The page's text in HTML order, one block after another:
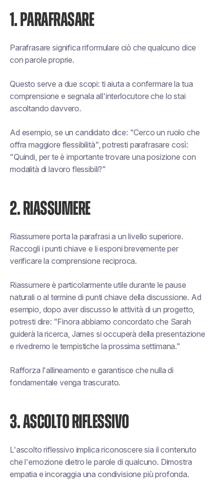
1. PARAFRASARE
Parafrasare significa riformulare ciò che qualcuno dice
con parole proprie.
Questo serve a due scopi: ti aiuta a confermare la tua
comprensione e segnala all'interlocutore che lo stai
ascoltando davvero.
Ad esempio, se un candidato dice: "Cerco un ruolo che
offra maggiore flessibilità", potresti parafrasare così:
"Quindi, per te è importante trovare una posizione con
modalità di lavoro flessibili?"
2. RIASSUMERE
Riassumere porta la parafrasi a un livello superiore.
Raccogli i punti chiave e li esponi brevemente per
verificare la comprensione reciproca.
Riassumere è particolarmente utile durante le pause
naturali o al termine di punti chiave della discussione. Ad
esempio, dopo aver discusso le attività di un progetto,
potresti dire: "Finora abbiamo concordato che Sarah
guiderà la ricerca, James si occuperà della presentazione
e rivedremo le tempistiche la prossima settimana."
Rafforza l'allineamento e garantisce che nulla di
fondamentale venga trascurato.
3. ASCOLTO RIFLESSIVO
L'ascolto riflessivo implica riconoscere sia il contenuto
che l'emozione dietro le parole di qualcuno. Dimostra
empatia e incoraggia una condivisione più profonda.